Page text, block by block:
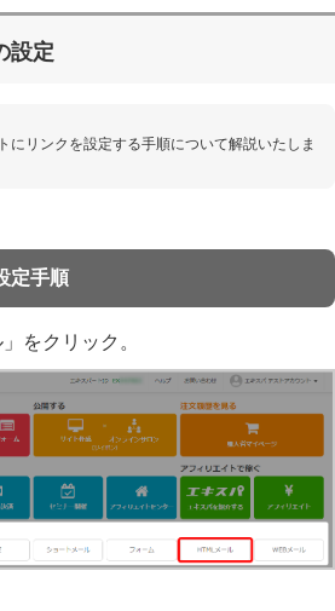
設定
にリンクを設定する手順について解説いたしま
定手順
をクリック。